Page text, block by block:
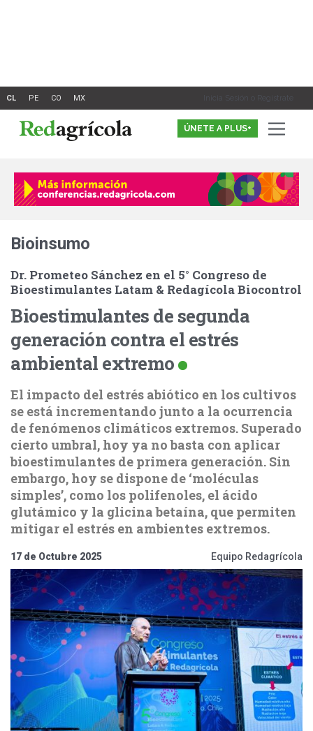
Inicia Sesión o Registrate
ÚNETE A PLUS+
Bioinsumo
Dr. Prometeo Sánchez en el 5° Congreso de
Bioestimulantes Latam & Redagícola Biocontrol
Bioestimulantes de segunda
generación contra el estrés
ambiental extremo
El impacto del estrés abiótico en los cultivos
se está incrementando junto a la ocurrencia
de fenómenos climáticos extremos. Superado
cierto umbral, hoy ya no basta con aplicar
bioestimulantes de primera generación. Sin
embargo, hoy se dispone de ‘moléculas
simples’, como los polifenoles, el ácido
glutámico y la glicina betaína, que permiten
mitigar el estrés en ambientes extremos.
17 de Octubre 2025 Equipo Redagrícola